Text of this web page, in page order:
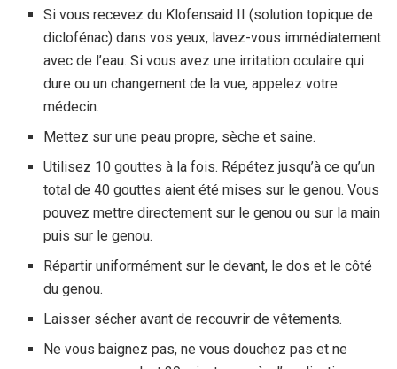
Si vous recevez du Klofensaid II (solution topique de
diclofénac) dans vos yeux, lavez-vous immédiatement
avec de l’eau. Si vous avez une irritation oculaire qui
dure ou un changement de la vue, appelez votre
médecin.
Mettez sur une peau propre, sèche et saine.
Utilisez 10 gouttes à la fois. Répétez jusqu’à ce qu’un
total de 40 gouttes aient été mises sur le genou. Vous
pouvez mettre directement sur le genou ou sur la main
puis sur le genou.
Répartir uniformément sur le devant, le dos et le côté
du genou.
Laisser sécher avant de recouvrir de vêtements.
Ne vous baignez pas, ne vous douchez pas et ne